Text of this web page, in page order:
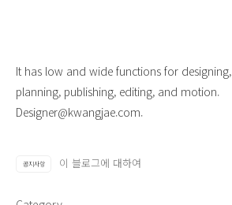
It has low and wide functions for designing,
planning, publishing, editing, and motion.
Designer@kwangjae.com.
공지사항 이 블로그에 대하여